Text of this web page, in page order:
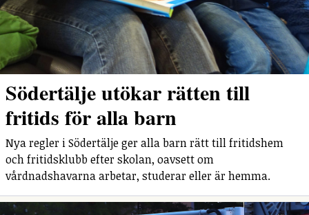
Södertälje utökar rätten till
fritids för alla barn
Nya regler i Södertälje ger alla barn rätt till fritidshem
och fritidsklubb efter skolan, oavsett om
vårdnadshavarna arbetar, studerar eller är hemma.